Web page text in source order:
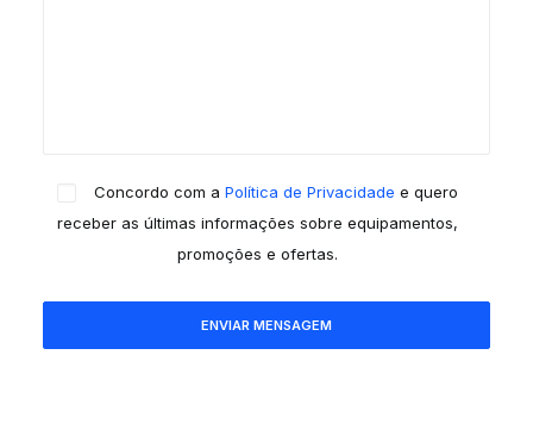
Concordo com aPolítica de Privacidade e quero
receber as últimas informações sobre equipamentos,
promoções e ofertas.